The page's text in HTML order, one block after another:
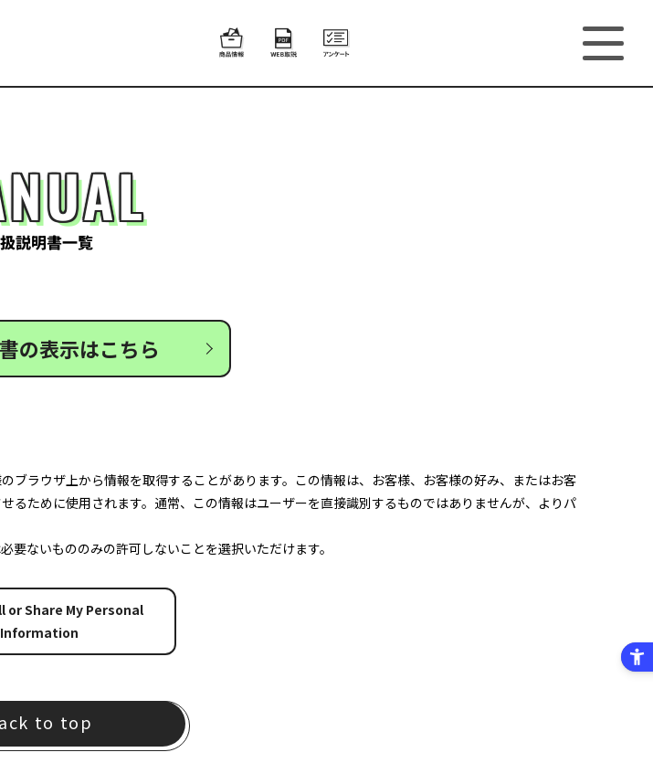
説明書一覧
の表示はこちら
ラウザ上から情報を取得することがあります。この情報は、お客様、お客様の好み、またはお客
ために使用されます。通常、この情報はユーザーを直接識別するものではありませんが、よりパ
ないもののみの許可しないことを選択いただけます。
or Share My Personal
Information
to top